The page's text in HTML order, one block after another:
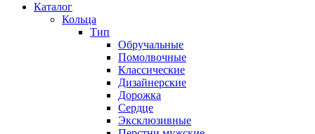
Каталог
Кольца
Тип
Обручальные
Помолвочные
Классические
Дизайнерские
Дорожка
Сердце
Эксклюзивные